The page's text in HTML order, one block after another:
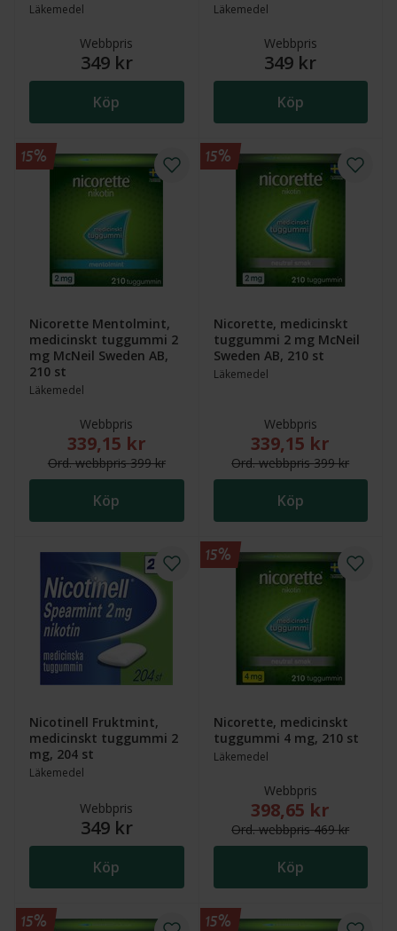
Läkemedel
Webbpris
349 kr
Köp
Läkemedel
Webbpris
349 kr
Köp
Nicorette Mentolmint,
medicinskt tuggummi 2
mg McNeil Sweden AB,
210 st
Läkemedel
Webbpris
Nytt reducerat pris: 339,15 kr. Ordinarie webbpris
339,15 kr
Ord.webbpris399 kr
Köp
15%
Nicorette, medicinskt
tuggummi 2 mg McNeil
Sweden AB, 210 st
Läkemedel
Webbpris
Nytt reducerat
339,15 kr
Ord.webbpris399 kr
Köp
15%
Nicotinell Fruktmint,
medicinskt tuggummi 2
mg, 204 st
Läkemedel
Webbpris
349 kr
Köp
Nicorette, medicinskt
tuggummi 4 mg, 210 st
Läkemedel
Webbpris
Nytt reducerat
398,65 kr
Ord.webbpris469 kr
Köp
15%
15% 15%